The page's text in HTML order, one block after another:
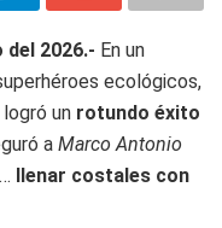
del 2026.- En un
ecológicos,
un rotundo éxito
a Marco Antonio
llenar costales con